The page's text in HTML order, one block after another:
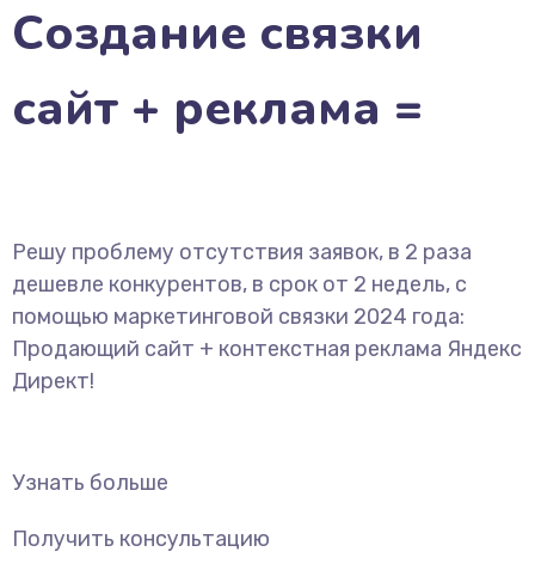
Создание связки
сайт + реклама =
Решу проблему отсутствия заявок, в 2 раза
дешевле конкурентов, в срок от 2 недель, с
помощью маркетинговой связки 2024 года:
Продающий сайт + контекстная реклама Яндекс
Директ!
Узнать больше
Получить консультацию